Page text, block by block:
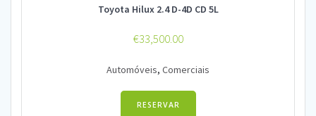
Toyota Hilux 2.4 D-4D CD 5L
€33,500.00
Automóveis, Comerciais
RESERVAR